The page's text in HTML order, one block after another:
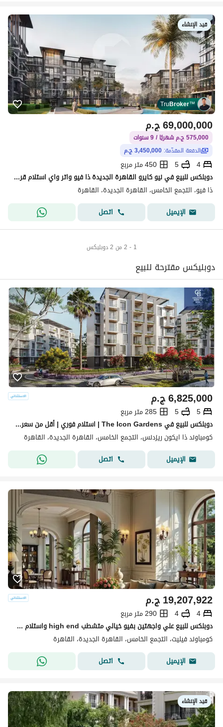
قيد الإنشاء
TruBroker™
ج.م69,000,000
575,000 ج.م شهريًا / 9 سنوات
الدفعة المقدّمة: 3,450,000 ج.م
4
5
450 متر مربع
دوبلكس للبيع في نيو كايرو القاهرة الجديدة ذا فيو واتر واي استلام قريب متشطبة 4غرف نوم امام الجامعة الامريكية
ذا فيو، التجمع الخامس، القاهرة الجديدة، القاهرة
الإيميل
اتصل
1 - 2 من 2 دوبليكس
دوبليكس مقترحة للبيع
ج.م6,825,000
5
5
285 متر مربع
دوبلكس للبيع في The Icon Gardens | استلام فوري | أقل من سعر الشركة بـ 2.5 مليون | أقساط حتى 5 سنوات
كومباوند ذا ايكون ريزدنس، التجمع الخامس، القاهرة الجديدة، القاهرة
الإيميل
اتصل
ج.م19,207,922
4
4
290 متر مربع
دوبلكس للبيع علي واجهتين بفيو خيالي متشطب high end واستلام فوري في سوديك فيليت sodic villette في التجمع الخامس
كومباوند فيليت، التجمع الخامس، القاهرة الجديدة، القاهرة
الإيميل
اتصل
قيد الإنشاء